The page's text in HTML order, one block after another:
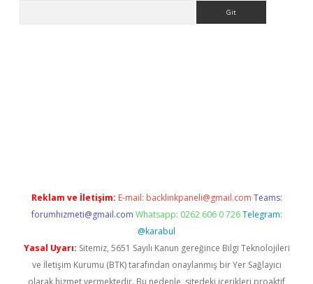
Reklam ve İletişim: E-mail: backlinkpaneli@gmail.com Teams:
forumhizmeti@gmail.com Whatsapp: 0262 606 0 726 Telegram:
@karabul
Yasal Uyarı: Sitemiz, 5651 Sayılı Kanun gereğince Bilgi Teknolojileri
ve İletişim Kurumu (BTK) tarafından onaylanmış bir Yer Sağlayıcı
olarak hizmet vermektedir. Bu nedenle, sitedeki içerikleri proaktif